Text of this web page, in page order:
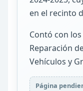
en el recinto
Contó con
Reparación
Vehículos y
Página